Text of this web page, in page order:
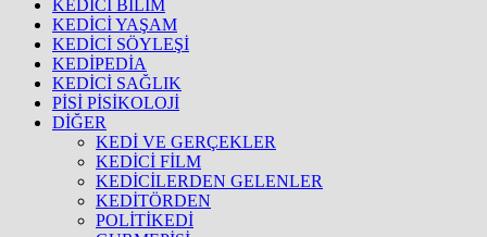
KEDİCİ BİLİM
KEDİCİ YAŞAM
KEDİCİ SÖYLEŞİ
KEDİPEDİA
KEDİCİ SAĞLIK
PİSİ PİSİKOLOJİ
DİĞER
KEDİ VE GERÇEKLER
KEDİCİ FİLM
KEDİCİLERDEN GELENLER
KEDİTÖRDEN
POLİTİKEDİ